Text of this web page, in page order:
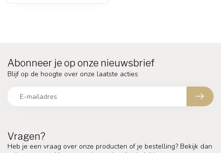
Vragen?
Heb je een vraag over onze producten of je bestelling? Bekijk dan
Abonneer je op onze nieuwsbrief
Blijf op de hoogte over onze laatste acties